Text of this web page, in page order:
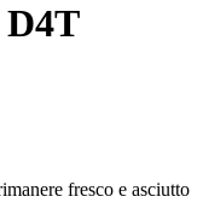
fresco e asciutto